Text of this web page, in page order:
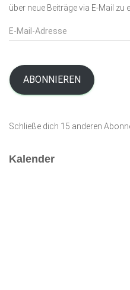
über neue Beiträge via E-Mail zu
E
-
i
d
e
ABONNIEREN
Schließe dich 15 anderen
Kalender